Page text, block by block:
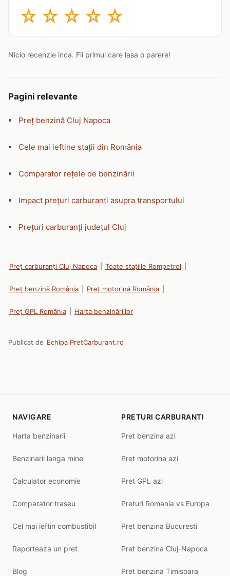
☆ ☆ ☆ ☆ ☆
Nicio recenzie inca. Fii primul care lasa o parere!
Pagini relevante
Preț benzină Cluj Napoca
Cele mai ieftine stații din România
Comparator rețele de benzinării
Impact prețuri carburanți asupra transportului
Prețuri carburanți județul Cluj
Preț carburanți Cluj Napoca Toate stațiile Rompetrol
Preț benzină România Preț motorină România
Preț GPL România Harta benzinăriilor
Publicat de Echipa PretCarburant.ro
NAVIGARE
Harta benzinarii
Benzinarii langa mine
Calculator economie
Comparator traseu
Cel mai ieftin combustibil
Raporteaza un pret
Blog
PRETURI CARBURANTI
Pret benzina azi
Pret motorina azi
Pret GPL azi
Preturi Romania vs Europa
Pret benzina Bucuresti
Pret benzina Cluj-Napoca
Pret benzina Timisoara